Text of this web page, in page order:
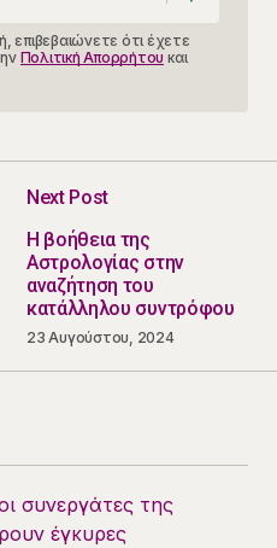
ότι έχετε
Πολιτική Απορρήτου και
Next Post
Η βοήθεια της
Αστρολογίας στην
αναζήτηση του
κατάλληλου συντρόφου
23 Αυγούστου, 2024
συνεργάτες της
έγκυρες